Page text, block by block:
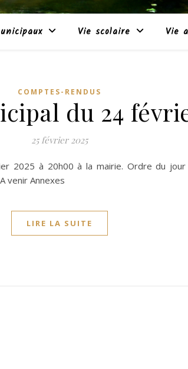
Vie scolaire Vie
COMPTES-RENDUS
du 24
25 février 2025
2025 à 20h00 à la mairie. Ordre du
venir Annexes
LIRE LA SUITE